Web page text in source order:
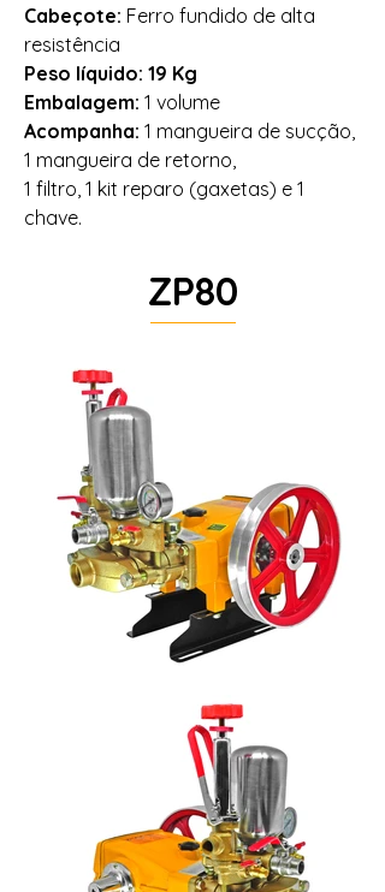
Cabeçote: Ferro fundido de alta
resistência
Peso líquido: 19 Kg
Embalagem: 1 volume
Acompanha: 1 mangueira de sucção,
1 mangueira de retorno,
1 filtro, 1 kit reparo (gaxetas) e 1
chave.
ZP80